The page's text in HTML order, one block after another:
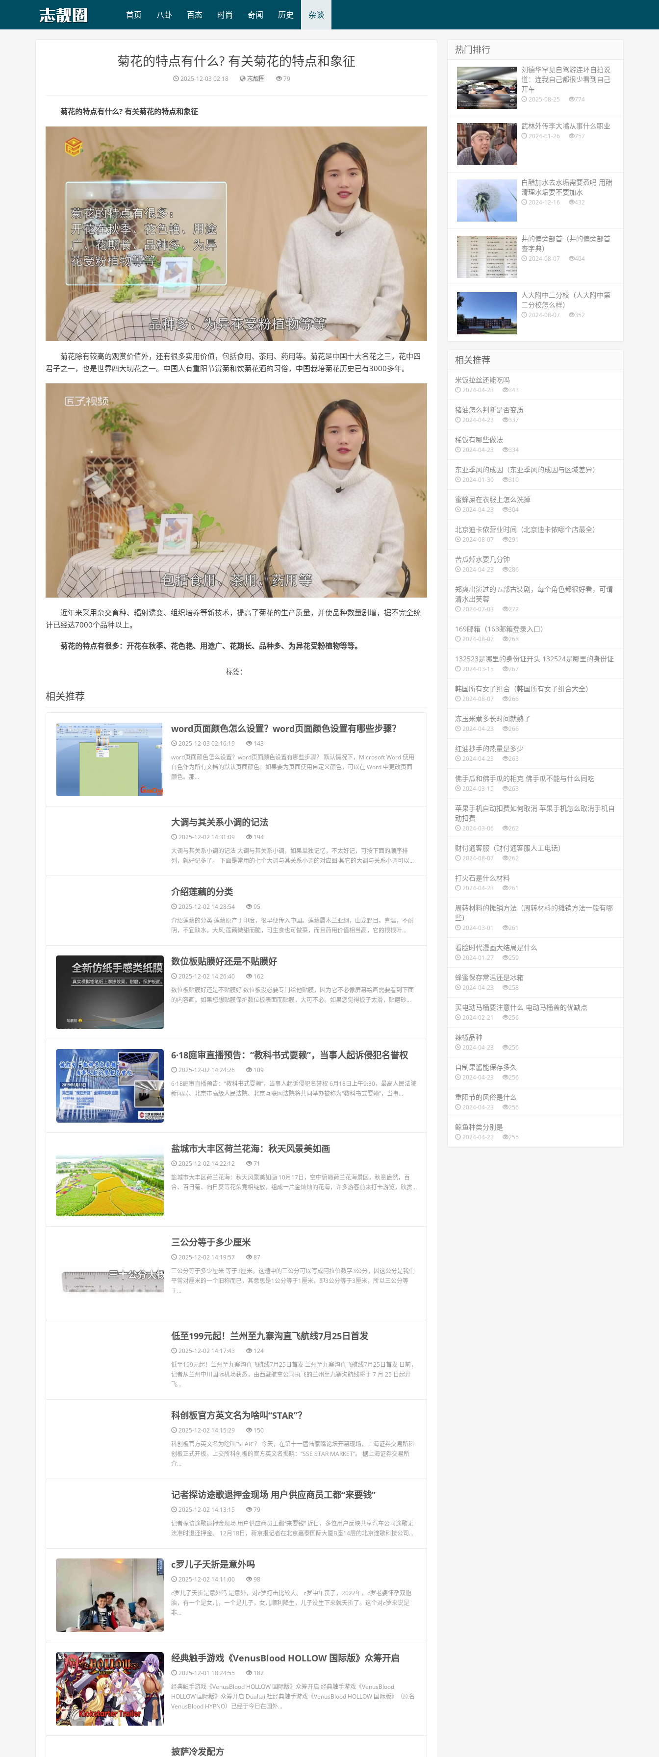
首页 八卦 百态 时尚 奇闻 历史 杂谈
​菊花的特点有什么? 有关菊花的特点和象征
2025-12-03 02:18 志靓圈 79
菊花的特点有什么? 有关菊花的特点和象征
菊花除有较高的观赏价值外，还有很多实用价值，包括食用、茶用、药用等。菊花是中国十大名花之三，花中四
君子之一，也是世界四大切花之一。中国人有重阳节赏菊和饮菊花酒的习俗，中国栽培菊花历史已有3000多年。
近年来采用杂交育种、辐射诱变、组织培养等新技术，提高了菊花的生产质量，并使品种数量剧增，据不完全统
计已经达7000个品种以上。
菊花的特点有很多：开花在秋季、花色艳、用途广、花期长、品种多、为异花受粉植物等等。
标签：
相关推荐
​word页面颜色怎么设置？word页面颜色设置有哪些步骤？
2025-12-03 02:16:19
143
word页面颜色怎么设置？word页面颜色设置有哪些步骤？ 默认情况下，Microsoft Word 使用
白色作为所有文档的默认页面颜色。如果要为页面使用自定义颜色，可以在 Word 中更改页面
颜色。那...
​大调与其关系小调的记法
2025-12-02 14:31:09
194
大调与其关系小调的记法 大调与其关系小调，如果单独记忆，不太好记，可按下面的顺序排
列，就好记多了。 下面是常用的七个大调与其关系小调的对应图 其它的大调与关系小调可以...
​介绍莲藕的分类
2025-12-02 14:28:54
95
介绍莲藕的分类 莲藕原产于印度，很早便传入中国。莲藕属木兰亚纲，山龙野目。喜温，不耐
阴，不宜缺水，大风;莲藕微甜而脆，可生食也可做菜，而且药用价值相当高，它的根根叶...
​数位板贴膜好还是不贴膜好
2025-12-02 14:26:40
162
数位板贴膜好还是不贴膜好 数位板没必要专门给他贴膜，因为它不必像屏幕绘画需要看到下面
的内容画。如果您想贴膜保护数位板表面而贴膜，大可不必。如果您觉得板子太滑，贴磨砂...
​6·18庭审直播预告：“教科书式耍赖”，当事人起诉侵犯名誉权
2025-12-02 14:24:26
109
6·18庭审直播预告：“教科书式耍赖”，当事人起诉侵犯名誉权 6月18日上午9:30，最高人民法院
新闻局、北京市高级人民法院、北京互联网法院将共同举办被称为“教科书式耍赖”，当事...
​盐城市大丰区荷兰花海：秋天风景美如画
2025-12-02 14:22:12
71
盐城市大丰区荷兰花海：秋天风景美如画 10月17日，空中俯瞰荷兰花海景区，秋意盎然，百
合、百日菊、向日葵等花朵竞相绽放，组成一片金灿灿的花海，许多游客前来打卡游览，欣赏...
​三公分等于多少厘米
2025-12-02 14:19:57
87
三公分等于多少厘米 等于3厘米。这题中的三公分可以写成阿拉伯数字3公分，因这公分是我们
平常对厘米的一个旧称而已，其意思是1公分等于1厘米，即3公分等于3厘米，所以三公分等
于...
​低至199元起！兰州至九寨沟直飞航线7月25日首发
2025-12-02 14:17:43
124
低至199元起！兰州至九寨沟直飞航线7月25日首发 兰州至九寨沟直飞航线7月25日首发 日前，
记者从兰州中川国际机场获悉，由西藏航空公司执飞的兰州至九寨沟航线将于 7 月 25 日起开
飞...
​科创板官方英文名为啥叫“STAR”？
2025-12-02 14:15:29
150
科创板官方英文名为啥叫“STAR”？ 今天，在第十一届陆家嘴论坛开幕现场，上海证券交易所科
创板正式开板。上交所科创板的官方英文名揭晓：“SSE STAR MARKET”。 据上海证券交易所
介...
​记者探访途歌退押金现场 用户供应商员工都“来要钱”
2025-12-02 14:13:15
79
记者探访途歌退押金现场 用户供应商员工都“来要钱” 近日，多位用户反映共享汽车公司途歌无
法准时退还押金。 12月18日，新京报记者在北京嘉泰国际大厦B座14层的北京途歌科技公司...
​c罗儿子夭折是意外吗
2025-12-02 14:11:00
98
c罗儿子夭折是意外吗 是意外，对c罗打击比较大。 c罗中年丧子，2022年，c罗老婆怀孕双胞
胎，有一个是女儿，一个是儿子，女儿顺利降生，儿子没生下来就夭折了。这个对c罗来说是
非...
​经典触手游戏《VenusBlood HOLLOW 国际版》众筹开启
2025-12-01 18:24:55
182
经典触手游戏《VenusBlood HOLLOW 国际版》众筹开启 经典触手游戏《VenusBlood
HOLLOW 国际版》众筹开启 Dualtail社经典触手游戏《VenusBlood HOLLOW 国际版》（原名
VenusBlood HYPNO）已经于今日在国外...
​披萨冷发配方
热门排行
​刘德华罕见自驾游连环自拍说
道：连我自己都很少看到自己
开车
2025-08-25 774
​武林外传李大嘴从事什么职业
2024-01-26 757
​白醋加水去水垢需要煮吗 用醋
清理水垢要不要加水
2024-12-16 432
​井的偏旁部首（井的偏旁部首
查字典）
2024-08-07 404
​人大附中二分校（人大附中第
二分校怎么样）
2024-08-07 352
相关推荐
​米饭拉丝还能吃吗
2024-04-23 343
​猪油怎么判断是否变质
2024-04-23 337
​稀饭有哪些做法
2024-04-23 334
​东亚季风的成因（东亚季风的成因与区域差异）
2024-01-30 310
​蜜蜂屎在衣服上怎么洗掉
2024-04-23 304
​北京迪卡侬营业时间（北京迪卡侬哪个店最全）
2024-08-07 291
​苦瓜焯水要几分钟
2024-04-23 286
​郑爽出演过的五部古装剧，每个角色都很好看，可谓
清水出芙蓉
2024-07-03 272
​169邮箱（163邮箱登录入口）
2024-08-07 268
​132523是哪里的身份证开头 132524是哪里的身份证
2024-03-15 267
​韩国所有女子组合（韩国所有女子组合大全）
2024-08-07 266
​冻玉米煮多长时间就熟了
2024-04-23 266
​红油抄手的热量是多少
2024-04-23 263
​佛手瓜和佛手瓜的相克 佛手瓜不能与什么同吃
2024-03-15 263
​苹果手机自动扣费如何取消 苹果手机怎么取消手机自
动扣费
2024-03-06 262
​财付通客服（财付通客服人工电话）
2024-08-07 262
​打火石是什么材料
2024-04-23 261
​周转材料的摊销方法（周转材料的摊销方法一般有哪
些）
2024-03-01 261
​看脸时代漫画大结局是什么
2024-01-27 259
​蜂蜜保存常温还是冰箱
2024-04-23 258
​买电动马桶要注意什么 电动马桶盖的优缺点
2024-02-21 256
​辣椒品种
2024-04-23 256
​自制果酱能保存多久
2024-04-23 256
​重阳节的风俗是什么
2024-04-23 256
​鲸鱼种类分别是
2024-04-23 255